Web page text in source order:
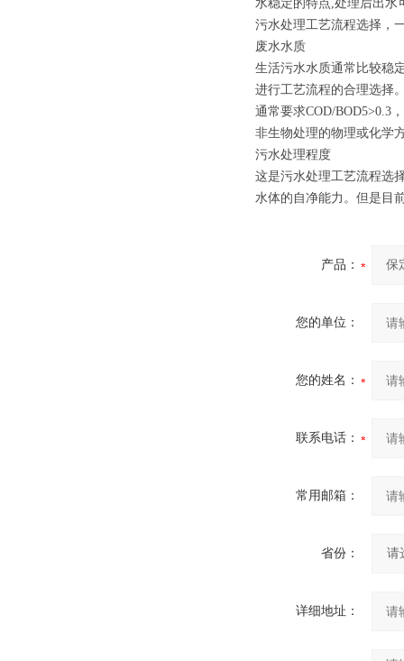
水稳定的特点,处理后出水
污水处理工艺流程选择，
废水水质
生活污水水质通常比较稳
进行工艺流程的合理选择
通常要求COD/BOD5>0.3
非生物处理的物理或化学
污水处理程度
这是污水处理工艺流程选
水体的自净能力。但是目
产品：
您的单位：
您的姓名：
联系电话：
常用邮箱：
省份：
详细地址：